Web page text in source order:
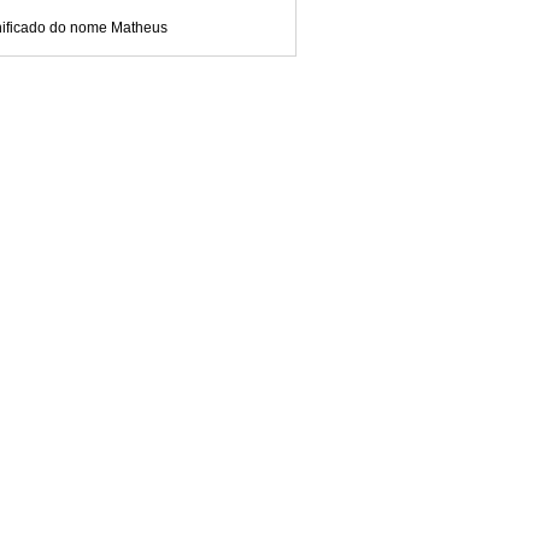
do nome Matheus